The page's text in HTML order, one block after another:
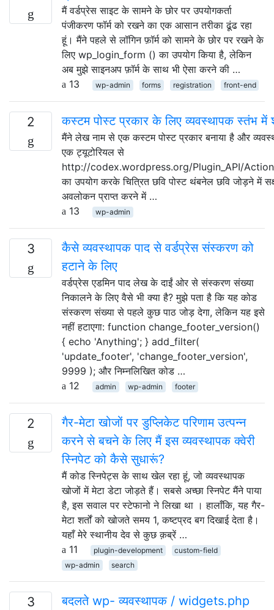
मैं वर्डप्रेस साइट के सामने के छोर पर उपयोगकर्ता
पंजीकरण फॉर्म को रखने का एक आसान तरीका ढूंढ रहा
हूं। मैंने पहले से लॉगिन फ़ॉर्म को सामने के छोर पर रखने के
लिए wp_login_form () का उपयोग किया है, लेकिन
अब मुझे साइनअप फ़ॉर्म के साथ भी ऐसा करने की …
13
wp-admin forms registration front-end
2 कस्टम पोस्ट प्रकार के लिए व्यवस्थापक स्तंभ में
मैंने लेख नाम से एक कस्टम पोस्ट प्रकार बनाया है और
एक ट्यूटोरियल से
http://codex.wordpress.org/Plugin_API/
का उपयोग करके चित्रित छवि पोस्ट थंबनेल छवि जोड़ने में
अवलोकन प्राप्त करने में …
13
wp-admin
3
कैसे व्यवस्थापक पाद से वर्डप्रेस संस्करण को
हटाने के लिए
वर्डप्रेस एडमिन पाद लेख के दाईं ओर से संस्करण संख्या
निकालने के लिए वैसे भी क्या है? मुझे पता है कि यह कोड
संस्करण संख्या से पहले कुछ पाठ जोड़ देगा, लेकिन यह इसे
नहीं हटाएगा: function change_footer_version()
{ echo 'Anything'; } add_filter(
'update_footer', 'change_footer_version',
9999 ); और निम्नलिखित कोड …
12
admin wp-admin footer
2
गैर-मेटा खोजों पर डुप्लिकेट परिणाम उत्पन्न
करने से बचने के लिए मैं इस व्यवस्थापक क्वेरी
स्निपेट को कैसे सुधारूं?
मैं कोड स्निपेट्स के साथ खेल रहा हूं, जो व्यवस्थापक
खोजों में मेटा डेटा जोड़ते हैं। सबसे अच्छा स्निपेट मैंने पाया
है, इस सवाल पर स्टेफानो ने लिखा था । हालाँकि, यह गैर-
मेटा शर्तों को खोजते समय 1, कष्टप्रद बग दिखाई देता है।
यहाँ मेरे स्थानीय देव से कुछ क़ब्रें …
11
plugin-development
custom-field
wp-admin
search
3 बदलते wp- व्यवस्थापक / widgets.php